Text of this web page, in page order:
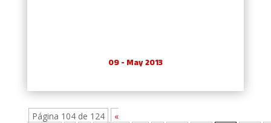
09 - May 2013
Página 104 de 124
«